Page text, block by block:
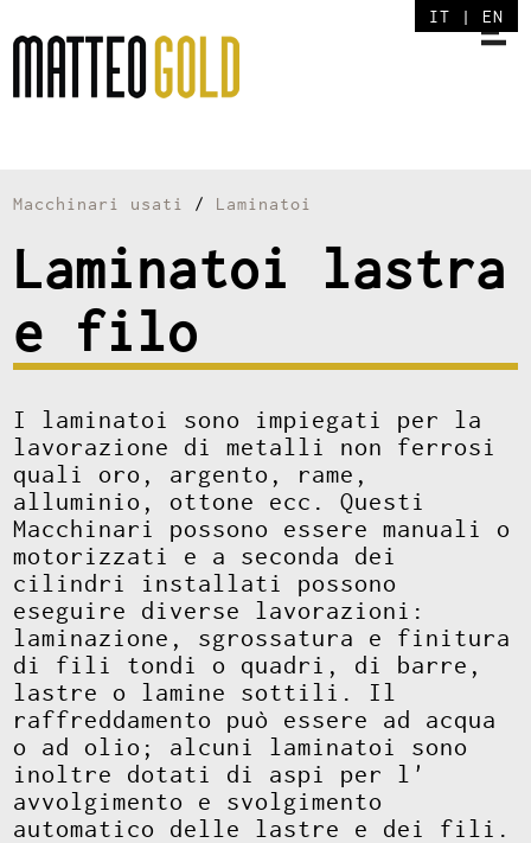
IT | EN
Macchinari usati / Laminatoi
Laminatoi lastra
e filo
I laminatoi sono impiegati per la
lavorazione di metalli non ferrosi
quali oro, argento, rame,
alluminio, ottone ecc. Questi
Macchinari possono essere manuali o
motorizzati e a seconda dei
cilindri installati possono
eseguire diverse lavorazioni:
laminazione, sgrossatura e finitura
di fili tondi o quadri, di barre,
lastre o lamine sottili. Il
raffreddamento può essere ad acqua
o ad olio; alcuni laminatoi sono
inoltre dotati di aspi per l'
avvolgimento e svolgimento
automatico delle lastre e dei fili.